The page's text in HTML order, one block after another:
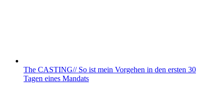
The CASTING// So ist mein Vorgehen in den ersten 30
Tagen eines Mandats